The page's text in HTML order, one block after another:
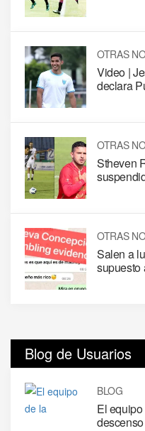
OTRAS
Video |
declara
OTRAS
Stheven
OTRAS
Salen a
supuesto
Blog de Usuarios
BLOG
El